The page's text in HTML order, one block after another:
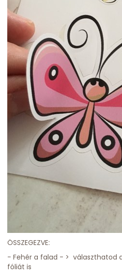
ÖSSZEGEZVE:
- Fehér a falad - > választhatod
fóliát is